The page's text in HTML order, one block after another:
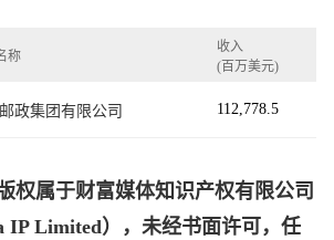
称
收入
(百万美元)
政集团有限公司 112,778.5
权属于财富媒体知识产权有限公司
IP Limited），未经书面许可，任